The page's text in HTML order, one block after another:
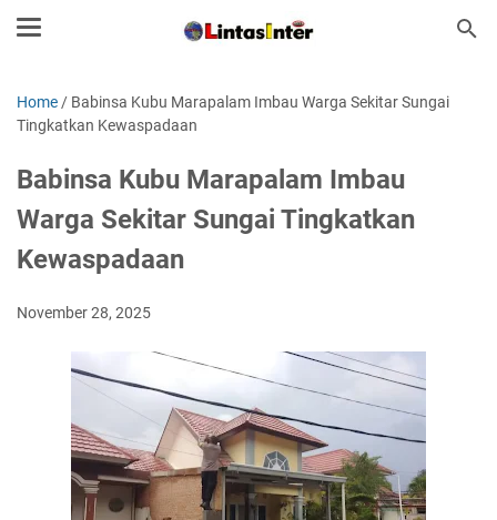
Home / Babinsa Kubu Marapalam Imbau Warga Sekitar Sungai
Tingkatkan Kewaspadaan
Babinsa Kubu Marapalam Imbau
Warga Sekitar Sungai Tingkatkan
Kewaspadaan
November 28, 2025